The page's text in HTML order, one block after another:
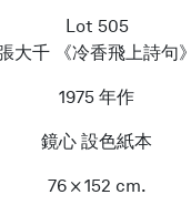
Lot 505
大千 《冷香飛上詩句》
1975 年作
鏡心 設色紙本
76 × 152 cm.